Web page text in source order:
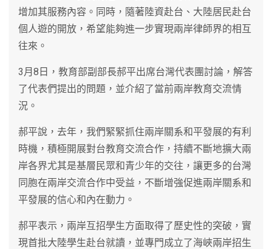
增加其服務內容。同時，隨著陸資赴台、大陸居民赴台
個人遊的開放，希望能夠進一步實現兩岸律師界的相互
往來。
3月8日，教育部副部長郝平出席台灣代表團討論，解答
了代表們提出的問題，並介紹了當前兩岸教育交流情
況。
郝平說，去年，我們緊緊抓住兩岸關系和平發展的有利
時機，積極開展對台教育交流合作，持續不斷地擴大兩
岸各界尤其是基層民眾和青少年的交往，讓更多的台灣
同胞在兩岸交流合作中受益，不斷增強促進兩岸關系和
平發展的信心和內在動力。
郝平表示，兩岸互招學生方面取得了歷史性的突破，實
現首批大陸學生赴台就讀，並專門成立了海峽兩岸招生